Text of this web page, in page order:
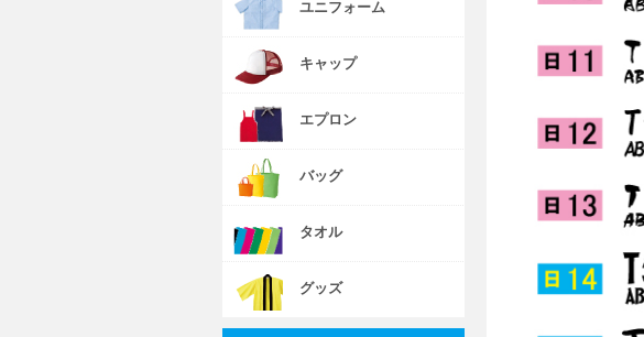
ユニフォーム
キャップ
エプロン
バッグ
タオル
グッズ